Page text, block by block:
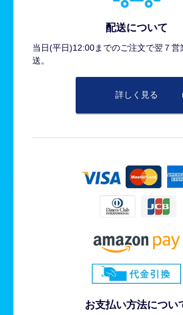
配送について
当日(平日)12:00までのご注文で翌７営
送。
詳しく見る
お支払い方法につい